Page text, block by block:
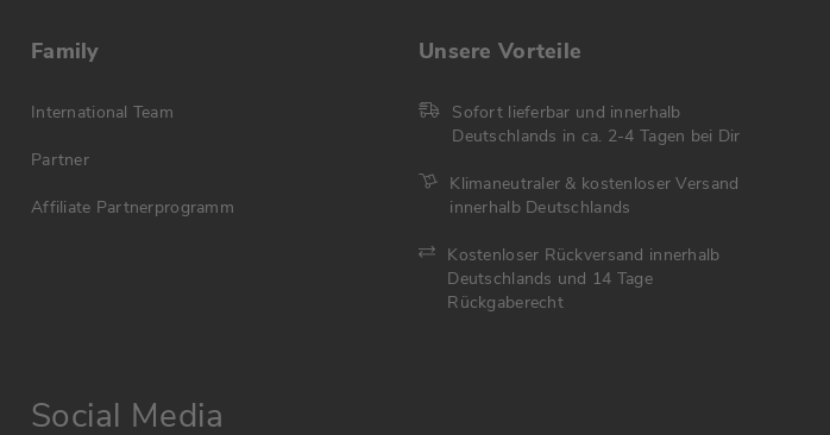
Family
International Team
Partner
Affiliate Partnerprogramm
Unsere Vorteile
Sofort lieferbar und innerhalb
Deutschlands in ca. 2-4 Tagen bei Dir
Klimaneutraler & kostenloser Versand
innerhalb Deutschlands
Kostenloser Rückversand innerhalb
Deutschlands und 14 Tage
Rückgaberecht
Social Media